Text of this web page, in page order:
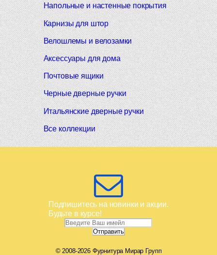
Напольные и настенные покрытия
Карнизы для штор
Велошлемы и велозамки
Аксессуары для дома
Почтовые ящики
Черные дверные ручки
Итальянские дверные ручки
Все коллекции
Подпишитесь на новинки и акции.
Будьте в курсе!
© 2008-2026 Фурнитура Мирар Групп